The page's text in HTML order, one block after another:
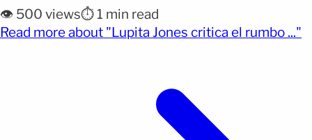
actual del certamen al asegurar que la organización
“ha perdido completamente el rumbo” bajo el
👁️ 500 views⏱️ 1 min read
Read more about "Lupita Jones critica el rumbo ..."